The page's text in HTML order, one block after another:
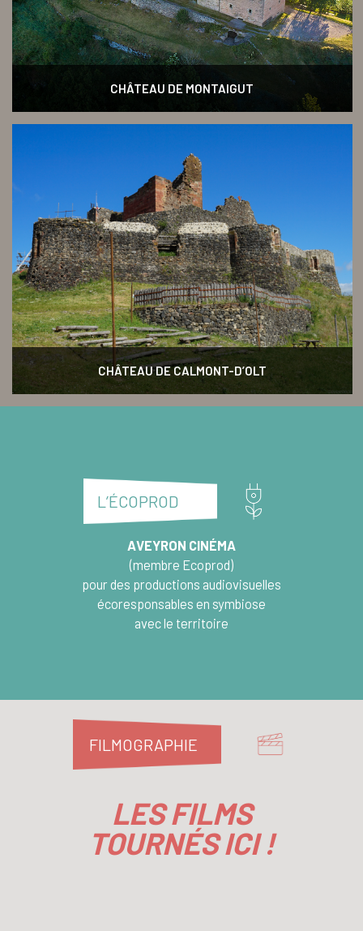
CHÂTEAU DE MONTAIGUT
CHÂTEAU DE CALMONT-D’OLT
L’ÉCOPROD
AVEYRON CINÉMA
(membre Ecoprod)
pour des productions audiovisuelles
écoresponsables en symbiose
avec le territoire
FILMOGRAPHIE
LES FILMS
TOURNÉS ICI !